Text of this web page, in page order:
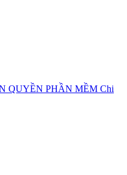
QUYỀN PHẦN MỀM Chi